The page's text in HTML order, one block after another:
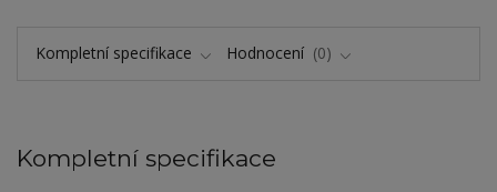
Kompletní specifikace Hodnocení 0
Kompletní specifikace